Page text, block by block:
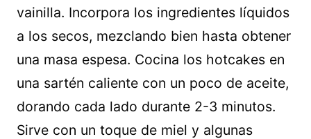
vainilla. Incorpora los ingredientes líquidos
a los secos, mezclando bien hasta obtener
una masa espesa. Cocina los hotcakes en
una sartén caliente con un poco de aceite,
dorando cada lado durante 2-3 minutos.
Sirve con un toque de miel y algunas